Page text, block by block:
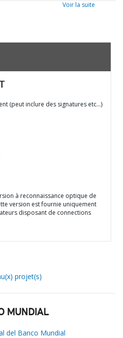
Voir la suite
(peut inclure des signatures etc…)
à reconnaissance optique de
version est fournie uniquement
disposant de connections
projet(s)
MUNDIAL
del Banco Mundial